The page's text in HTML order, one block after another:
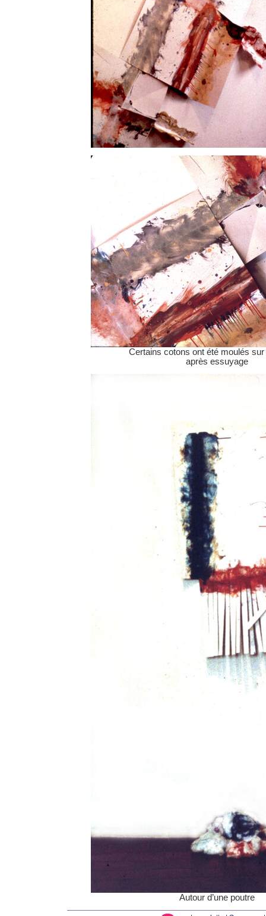
Certains cotons ont été moulés
après essuyage
Autour d’une poutre